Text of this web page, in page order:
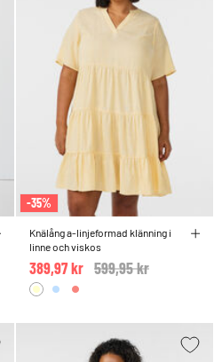
-35%
Knälång a-linjeformad klänning i
linne och viskos
Price reduced from
599,95 kr
389,97 kr